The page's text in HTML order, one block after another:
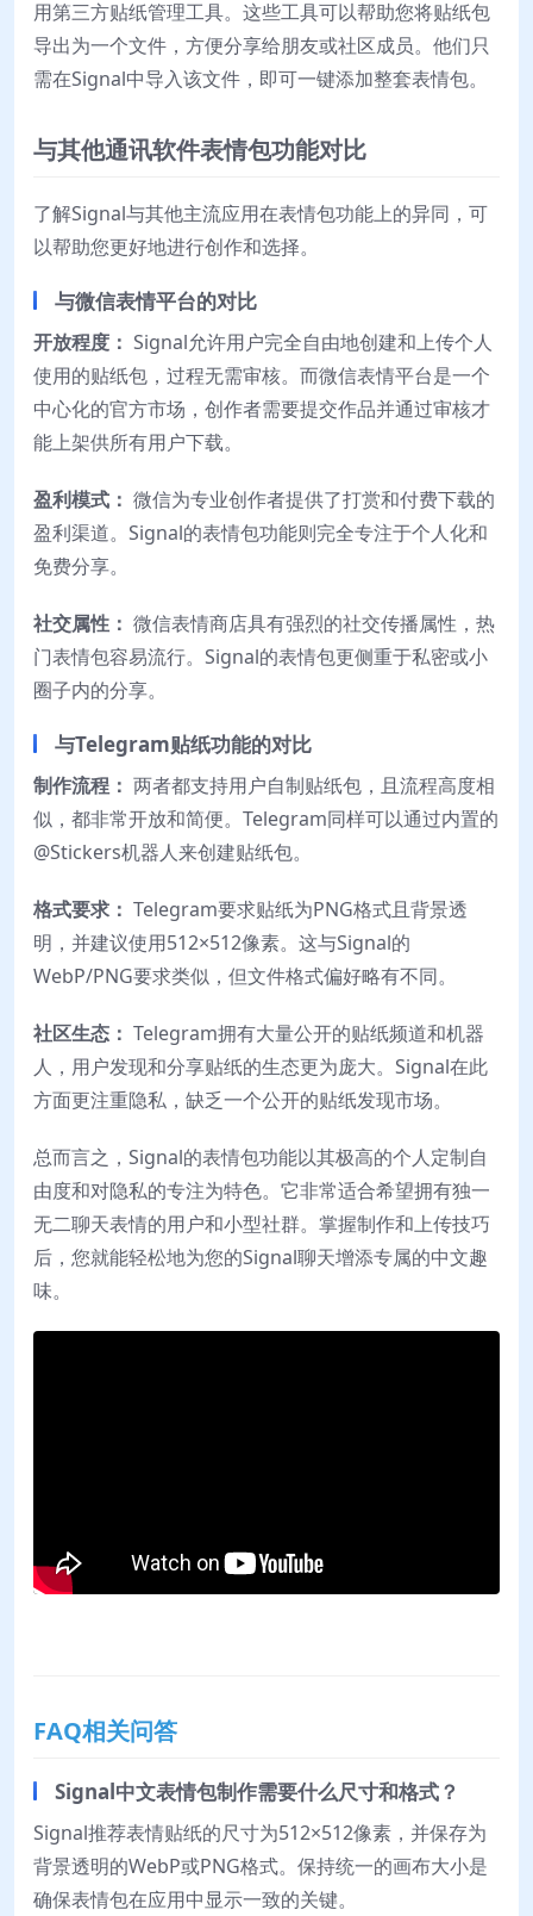
用第三方贴纸管理工具。这些工具可以帮助您将贴纸包
导出为一个文件，方便分享给朋友或社区成员。他们只
需在Signal中导入该文件，即可一键添加整套表情包。
与其他通讯软件表情包功能对比
了解Signal与其他主流应用在表情包功能上的异同，可
以帮助您更好地进行创作和选择。
与微信表情平台的对比
开放程度： Signal允许用户完全自由地创建和上传个人
使用的贴纸包，过程无需审核。而微信表情平台是一个
中心化的官方市场，创作者需要提交作品并通过审核才
能上架供所有用户下载。
盈利模式： 微信为专业创作者提供了打赏和付费下载的
盈利渠道。Signal的表情包功能则完全专注于个人化和
免费分享。
社交属性： 微信表情商店具有强烈的社交传播属性，热
门表情包容易流行。Signal的表情包更侧重于私密或小
圈子内的分享。
与Telegram贴纸功能的对比
制作流程： 两者都支持用户自制贴纸包，且流程高度相
似，都非常开放和简便。Telegram同样可以通过内置的
@Stickers机器人来创建贴纸包。
格式要求： Telegram要求贴纸为PNG格式且背景透
明，并建议使用512×512像素。这与Signal的
WebP/PNG要求类似，但文件格式偏好略有不同。
社区生态： Telegram拥有大量公开的贴纸频道和机器
人，用户发现和分享贴纸的生态更为庞大。Signal在此
方面更注重隐私，缺乏一个公开的贴纸发现市场。
总而言之，Signal的表情包功能以其极高的个人定制自
由度和对隐私的专注为特色。它非常适合希望拥有独一
无二聊天表情的用户和小型社群。掌握制作和上传技巧
后，您就能轻松地为您的Signal聊天增添专属的中文趣
味。
FAQ相关问答
Signal中文表情包制作需要什么尺寸和格式？
Signal推荐表情贴纸的尺寸为512×512像素，并保存为
背景透明的WebP或PNG格式。保持统一的画布大小是
确保表情包在应用中显示一致的关键。